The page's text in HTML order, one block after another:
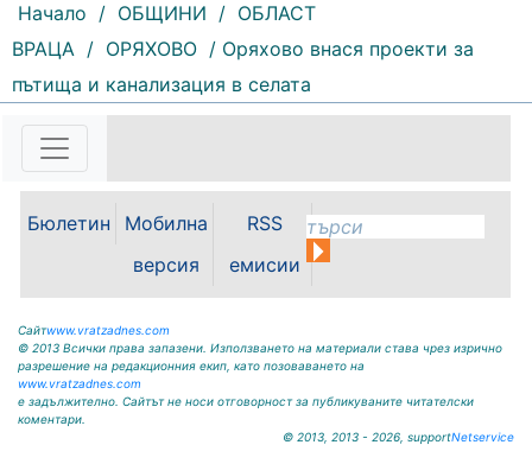
177 | 2026-08-05 16:17:12
Възможностите за привличане на
местната икономика и бъдещето
на Видин като индустриален
център бяха във фокуса на
работната среща между кмета на
Община Видин д-р Цветан
Ценков,...
Начало / ОБЩИНИ / ОБЛАСТ
ВРАЦА / ОРЯХОВО / Оряхово внася проекти за
пътища и канализация в селата
Бюлетин
Мобилна
версия
RSS
емисии
Сайтwww.vratzadnes.com
© 2013 Всички права запазени. Използването на материали става чрез изрично
разрешение на редакционния екип, като позоваването на
www.vratzadnes.com
е задължително. Сайтът не носи отговорност за публикуваните читателски
коментари.
© 2013, 2013 - 2026, supportNetservice